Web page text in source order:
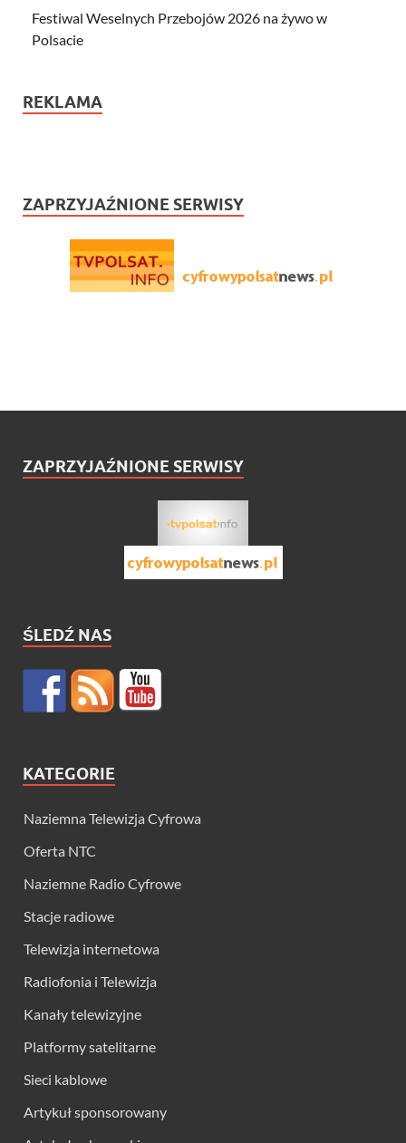
Festiwal Weselnych Przebojów 2026 na żywo w
Polsacie
REKLAMA
ZAPRZYJAŹNIONE SERWISY
ZAPRZYJAŹNIONE SERWISY
ŚLEDŹ NAS
KATEGORIE
Naziemna Telewizja Cyfrowa
Oferta NTC
Naziemne Radio Cyfrowe
Stacje radiowe
Telewizja internetowa
Radiofonia i Telewizja
Kanały telewizyjne
Platformy satelitarne
Sieci kablowe
Artykuł sponsorowany